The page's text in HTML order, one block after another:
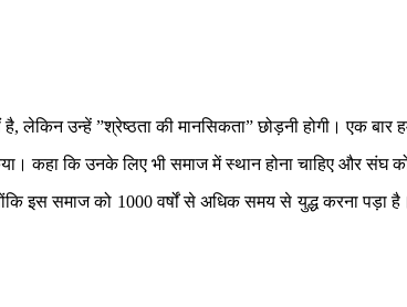
उन्हें ”श्रेष्ठता की मानसिकता” छोड़नी होगी। एक बार
कहा कि उनके लिए भी समाज में स्थान होना चाहिए और संघ
इस समाज को 1000 वर्षों से अधिक समय से युद्ध करना पड़ा